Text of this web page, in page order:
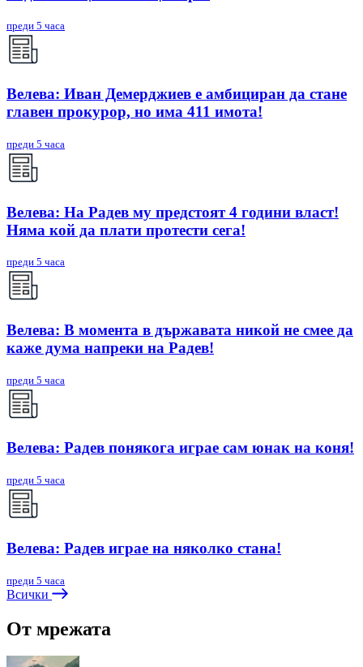
преди 5 часа
Велева: Иван Демерджиев е амбициран да стане
главен прокурор, но има 411 имота!
преди 5 часа
Велева: На Радев му предстоят 4 години власт!
Няма кой да плати протести сега!
преди 5 часа
Велева: В момента в държавата никой не смее да
каже дума напреки на Радев!
преди 5 часа
Велева: Радев понякога играе сам юнак на коня!
преди 5 часа
Велева: Радев играе на няколко стана!
преди 5 часа
Всички
От мрежата